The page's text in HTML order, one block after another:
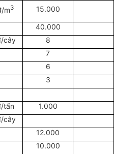
m3 15.000
40.000
cây
8
7
6
3
tấn
1.000
cây
12.000
10.000